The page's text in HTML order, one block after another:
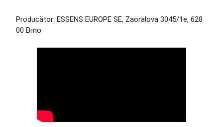
Producător: ESSENS EUROPE SE, Zaoralova 3045/1e, 628
00 Brno